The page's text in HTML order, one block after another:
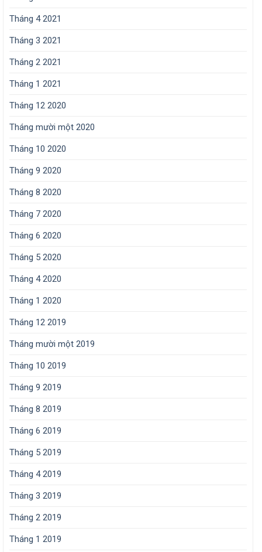
Tháng 4 2021
Tháng 3 2021
Tháng 2 2021
Tháng 1 2021
Tháng 12 2020
Tháng mười một 2020
Tháng 10 2020
Tháng 9 2020
Tháng 8 2020
Tháng 7 2020
Tháng 6 2020
Tháng 5 2020
Tháng 4 2020
Tháng 1 2020
Tháng 12 2019
Tháng mười một 2019
Tháng 10 2019
Tháng 9 2019
Tháng 8 2019
Tháng 6 2019
Tháng 5 2019
Tháng 4 2019
Tháng 3 2019
Tháng 2 2019
Tháng 1 2019